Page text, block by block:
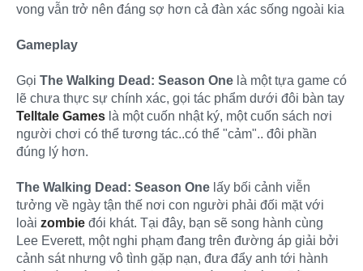
vong vẫn trở nên đáng sợ hơn cả đàn xác sống ngoài kia
Gameplay
Gọi The Walking Dead: Season One là một tựa game có
lẽ chưa thực sự chính xác, gọi tác phẩm dưới đôi bàn tay
Telltale Games là một cuốn nhật ký, một cuốn sách nơi
người chơi có thể tương tác..có thể "cảm".. đôi phần
đúng lý hơn.
The Walking Dead: Season One lấy bối cảnh viễn
tưởng về ngày tận thế nơi con người phải đối mặt với
loài zombie đói khát. Tại đây, bạn sẽ song hành cùng
Lee Everett, một nghi phạm đang trên đường áp giải bởi
cảnh sát nhưng vô tình gặp nạn, đưa đẩy anh tới hành